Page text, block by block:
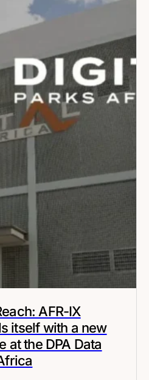
AFR-IX
itself with a new
at the DPA Data